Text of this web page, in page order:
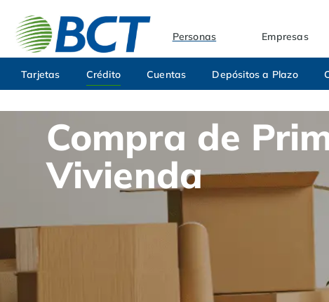
Personas Empresas
Tarjetas Crédito Cuentas Depósitos a Plazo
Compra de
Vivienda